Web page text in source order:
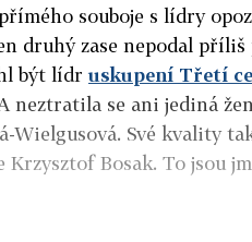
souboje s lídry
druhý zase nepodal
být lídruskupení Třetí
neztratila se ani jediná
Wielgusová. Své kvality
Bosak. To jsou